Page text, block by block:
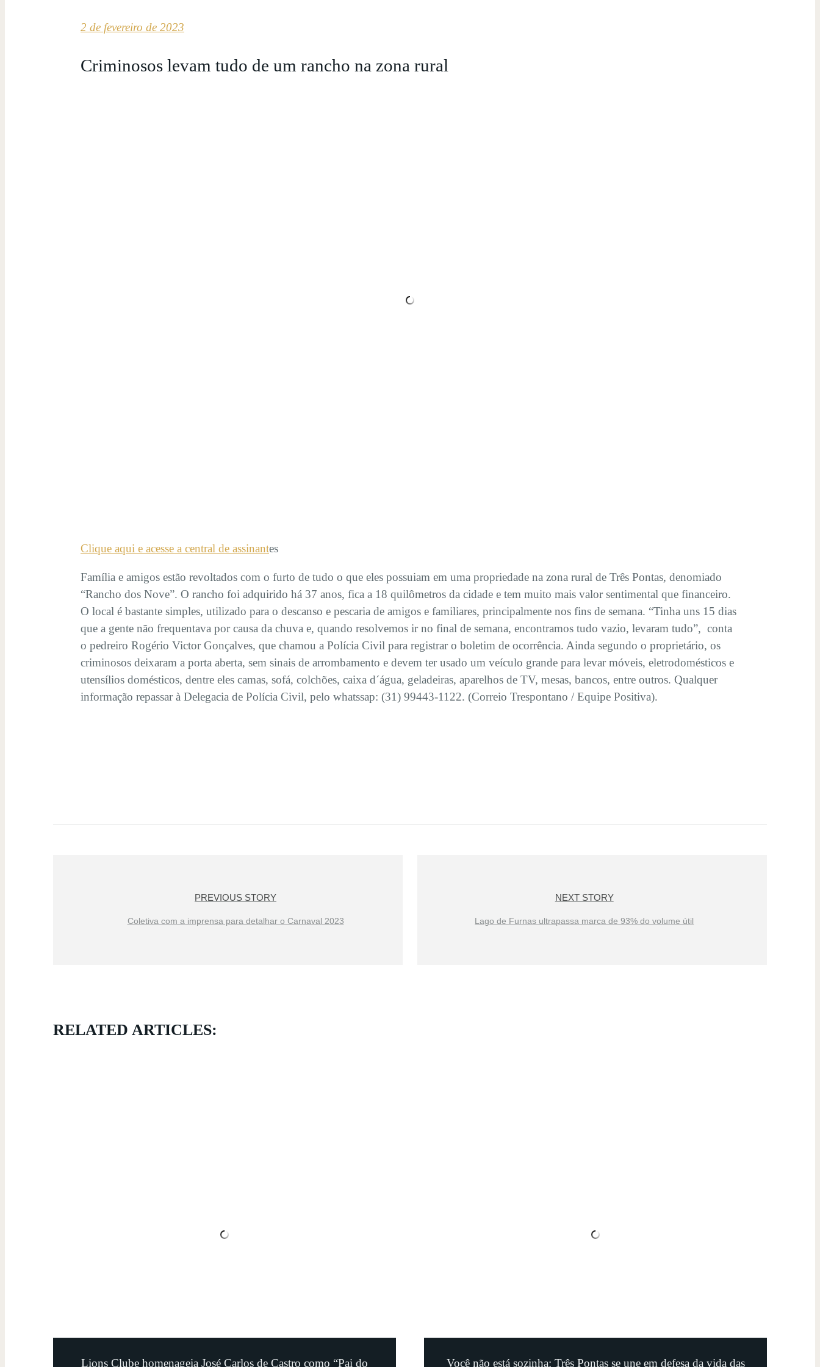
2 de fevereiro de 2023
Criminosos levam tudo de um rancho na zona rural
Clique aqui e acesse a central de assinantes
Família e amigos estão revoltados com o furto de tudo o que eles possuiam em uma propriedade na zona rural de Três Pontas, denomiado
“Rancho dos Nove”. O rancho foi adquirido há 37 anos, fica a 18 quilômetros da cidade e tem muito mais valor sentimental que financeiro.
O local é bastante simples, utilizado para o descanso e pescaria de amigos e familiares, principalmente nos fins de semana. “Tinha uns 15 dias
que a gente não frequentava por causa da chuva e, quando resolvemos ir no final de semana, encontramos tudo vazio, levaram tudo”, conta
o pedreiro Rogério Victor Gonçalves, que chamou a Polícia Civil para registrar o boletim de ocorrência. Ainda segundo o proprietário, os
criminosos deixaram a porta aberta, sem sinais de arrombamento e devem ter usado um veículo grande para levar móveis, eletrodomésticos e
utensílios domésticos, dentre eles camas, sofá, colchões, caixa d´água, geladeiras, aparelhos de TV, mesas, bancos, entre outros. Qualquer
informação repassar à Delegacia de Polícia Civil, pelo whatssap: (31) 99443-1122. (Correio Trespontano / Equipe Positiva).
PREVIOUS STORY
Coletiva com a imprensa para detalhar o Carnaval 2023
NEXT STORY
Lago de Furnas ultrapassa marca de 93% do volume útil
RELATED ARTICLES:
Lions Clube homenageia José Carlos de Castro como “Pai do
Você não está sozinha: Três Pontas se une em defesa da vida das